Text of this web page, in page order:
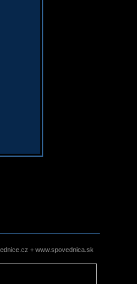
+ www.spovednica.sk